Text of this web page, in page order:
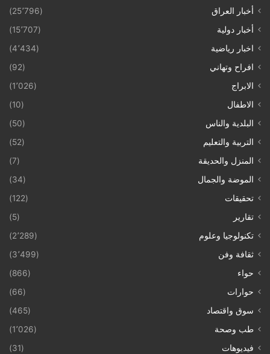
أخبار العراق
(25٬796)
أخبار دولية
(15٬707)
اخبار رياضية
(4٬434)
افراح وتهاني
(92)
الابراج
(1٬026)
الاطفال
(10)
البلدية والناس
(50)
التربية والتعليم
(52)
المنزل والحديقة
(7)
الموضة والجمال
(34)
تحقيقات
(122)
تقارير
(5)
تكنولوجيا وعلوم
(2٬289)
ثقافة وفن
(3٬499)
حواء
(866)
حوارات
(66)
سوق واقتصاد
(465)
طب وصحة
(1٬026)
فيديوهات
(31)